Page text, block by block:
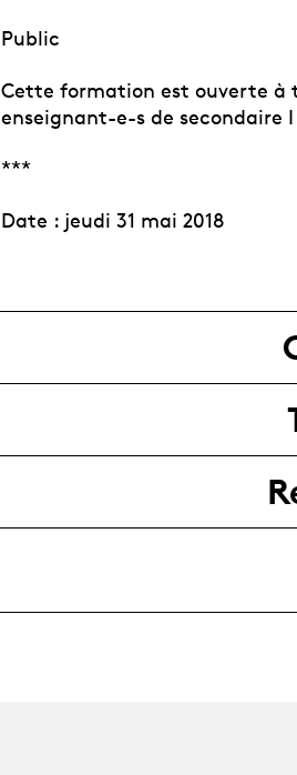
Public
Cette formation est ouverte à
enseignant-e-s de secondaire
***
Date : jeudi 31 mai 2018